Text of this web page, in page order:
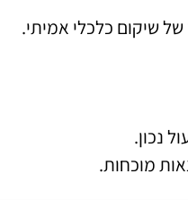
שיקום כלכלי אמיתי.
נכון.
מוכחות.